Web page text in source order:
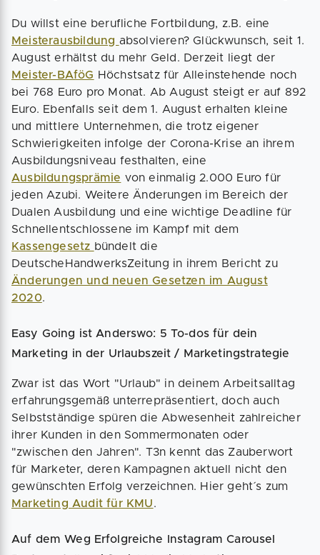
Du willst eine berufliche Fortbildung, z.B. eine
Meisterausbildung absolvieren? Glückwunsch, seit 1.
August erhältst du mehr Geld. Derzeit liegt der
Meister-BAföG Höchstsatz für Alleinstehende noch
bei 768 Euro pro Monat. Ab August steigt er auf 892
Euro. Ebenfalls seit dem 1. August erhalten kleine
und mittlere Unternehmen, die trotz eigener
Schwierigkeiten infolge der Corona-Krise an ihrem
Ausbildungsniveau festhalten, eine
Ausbildungsprämie von einmalig 2.000 Euro für
jeden Azubi. Weitere Änderungen im Bereich der
Dualen Ausbildung und eine wichtige Deadline für
Schnellentschlossene im Kampf mit dem
Kassengesetz bündelt die
DeutscheHandwerksZeitung in ihrem Bericht zu
Änderungen und neuen Gesetzen im August
2020.
Easy Going ist Anderswo: 5 To-dos für dein
Marketing in der Urlaubszeit / Marketingstrategie
Zwar ist das Wort "Urlaub" in deinem Arbeitsalltag
erfahrungsgemäß unterrepräsentiert, doch auch
Selbstständige spüren die Abwesenheit zahlreicher
ihrer Kunden in den Sommermonaten oder
"zwischen den Jahren". T3n kennt das Zauberwort
für Marketer, deren Kampagnen aktuell nicht den
gewünschten Erfolg verzeichnen. Hier geht´s zum
Marketing Audit für KMU.
Auf dem Weg Erfolgreiche Instagram Carousel